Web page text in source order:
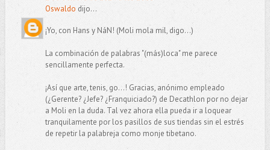
Oswaldo dijo...
¡Yo, con Hans y NáN! (Moli mola mil, digo...)
La combinación de palabras "(más)loca" me parece
sencillamente perfecta.
¡Así que arte, tenis, go...! Gracias, anónimo empleado
(¿Gerente? ¿Jefe? ¿Franquiciado?) de Decathlon por no dejar
a Moli en la duda. Tal vez ahora ella pueda ir a loquear
tranquilamente por los pasillos de sus tiendas sin el estrés
de repetir la palabreja como monje tibetano.